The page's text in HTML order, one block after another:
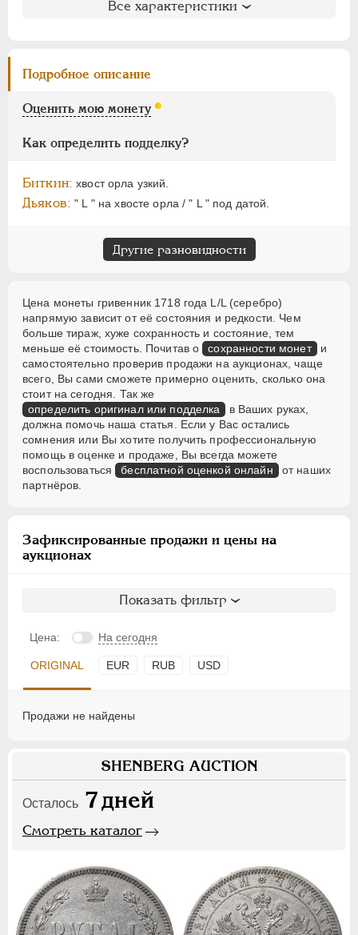
Уздеников: 0566 (точка)
Дьяков ЗС: 614 (R2)
Семёнов
: не вошла в описание
Гиль
Все характеристики
Подробное описание
Оценить мою монету
Как определить подделку?
Биткин: хвост орла узкий.
Дьяков: " L " на хвосте орла / " L " под датой.
Другие разновидности
Цена монеты гривенник 1718 года L/L (серебро)
напрямую зависит от её состояния и редкости. Чем
больше тираж, хуже сохранность и состояние, тем
меньше её стоимость. Почитав о сохранности монет и
самостоятельно проверив продажи на аукционах, чаще
всего, Вы сами сможете примерно оценить, сколько она
стоит на сегодня. Так же
определить оригинал или подделка
в Ваших руках,
должна помочь наша статья. Если у Вас остались
сомнения или Вы хотите получить профессиональную
помощь в оценке и продаже, Вы всегда можете
воспользоваться бесплатной оценкой онлайн от наших
партнёров.
Зафиксированные продажи и цены на
аукционах
Показать фильтр
Цена: На сегодня
ORIGINAL EUR RUB USD
Продажи не найдены
SHENBERG AUCTION
Осталось 7дней
Смотреть каталог
АЛЕКСАНДР I 1801-1825
АЛЕКСАНДР II 1855-1881
АЛЕКСАНДР III
1881-1894
ВРЕМЕННОЕ ПРАВ. 1917-1918
ИНОСТРАННЫЕ 1768-1918